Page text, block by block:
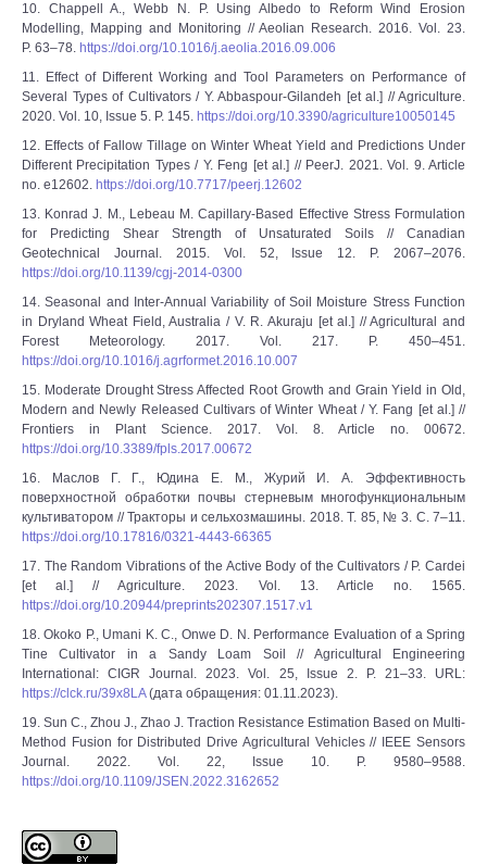
10. Chappell A., Webb N. P. Using Albedo to Reform Wind Erosion
Modelling, Mapping and Monitoring // Aeolian Research. 2016. Vol. 23.
P. 63–78. https://doi.org/10.1016/j.aeolia.2016.09.006
11. Effect of Different Working and Tool Parameters on Performance of
Several Types of Cultivators / Y. Abbaspour-Gilandeh [et al.] // Agriculture.
2020. Vol. 10, Issue 5. P. 145. https://doi.org/10.3390/agriculture10050145
12. Effects of Fallow Tillage on Winter Wheat Yield and Predictions Under
Different Precipitation Types / Y. Feng [et al.] // PeerJ. 2021. Vol. 9. Article
no. e12602. https://doi.org/10.7717/peerj.12602
13. Konrad J. M., Lebeau M. Capillary-Based Effective Stress Formulation
for Predicting Shear Strength of Unsaturated Soils // Canadian
Geotechnical Journal. 2015. Vol. 52, Issue 12. P. 2067–2076.
https://doi.org/10.1139/cgj-2014-0300
14. Seasonal and Inter-Annual Variability of Soil Moisture Stress Function
in Dryland Wheat Field, Australia / V. R. Akuraju [et al.] // Agricultural and
Forest Meteorology. 2017. Vol. 217. P. 450–451.
https://doi.org/10.1016/j.agrformet.2016.10.007
15. Moderate Drought Stress Affected Root Growth and Grain Yield in Old,
Modern and Newly Released Cultivars of Winter Wheat / Y. Fang [et al.] //
Frontiers in Plant Science. 2017. Vol. 8. Article no. 00672.
https://doi.org/10.3389/fpls.2017.00672
16. Маслов Г. Г., Юдина Е. М., Журий И. А. Эффективность
поверхностной обработки почвы стерневым многофункциональным
культиватором // Тракторы и сельхозмашины. 2018. Т. 85, № 3. C. 7–11.
https://doi.org/10.17816/0321-4443-66365
17. The Random Vibrations of the Active Body of the Cultivators / P. Cardei
[et al.] // Agriculture. 2023. Vol. 13. Article no. 1565.
https://doi.org/10.20944/preprints202307.1517.v1
18. Okoko P., Umani K. C., Onwe D. N. Performance Evaluation of a Spring
Tine Cultivator in a Sandy Loam Soil // Agricultural Engineering
International: CIGR Journal. 2023. Vol. 25, Issue 2. P. 21–33. URL:
https://clck.ru/39x8LA(дата обращения: 01.11.2023).
19. Sun C., Zhou J., Zhao J. Traction Resistance Estimation Based on Multi-
Method Fusion for Distributed Drive Agricultural Vehicles // IEEE Sensors
Journal. 2022. Vol. 22, Issue 10. P. 9580–9588.
https://doi.org/10.1109/JSEN.2022.3162652